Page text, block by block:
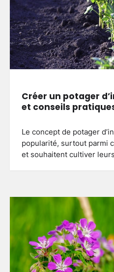
Créer un potager
et conseils
Le concept de potager
popularité, surtout parmi
et souhaitent cultiver